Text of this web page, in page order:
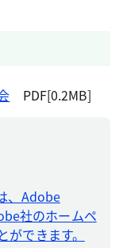
PDF[0.2MB]
、Adobe
社のホームペ
できます。